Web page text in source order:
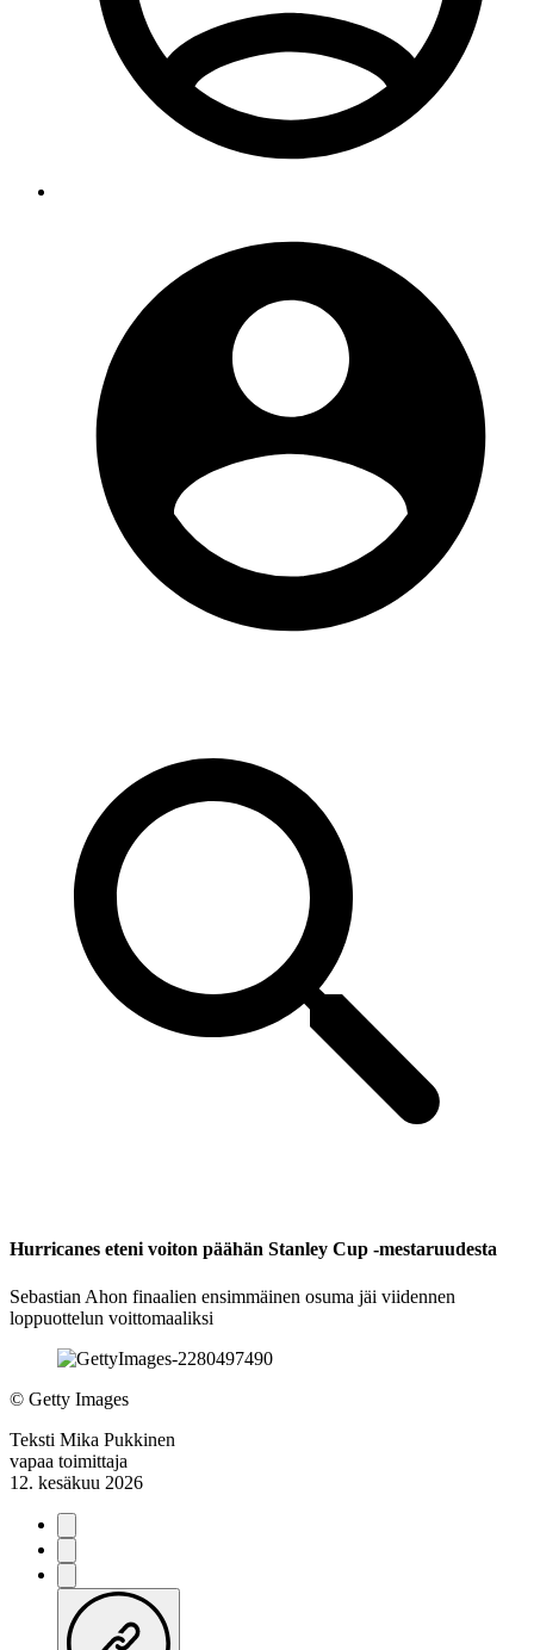
Hurricanes eteni voiton päähän Stanley Cup -mestaruudesta
Sebastian Ahon finaalien ensimmäinen osuma jäi viidennen
loppuottelun voittomaaliksi
© Getty Images
Teksti Mika Pukkinen
vapaa toimittaja
12. kesäkuu 2026